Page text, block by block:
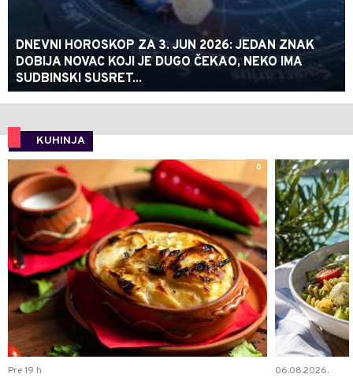
DNEVNI HOROSKOP ZA 3. JUN 2026: JEDAN ZNAK
DOBIJA NOVAC KOJI JE DUGO ČEKAO, NEKO IMA
SUDBINSKI SUSRET...
KUHINJA
0
Pre 19 h 06.08.2026.